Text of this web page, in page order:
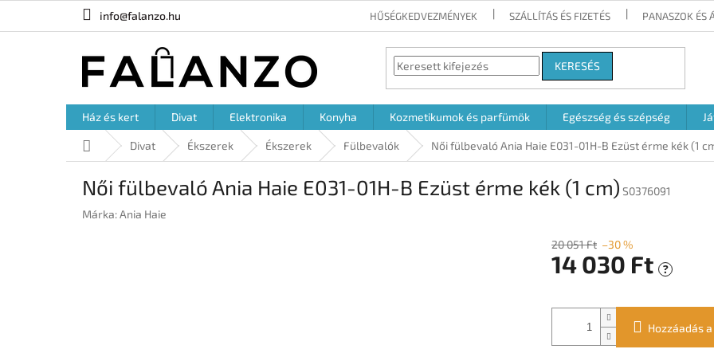
info@falanzo.hu HŰSÉGKEDVEZMÉNYEK SZÁLLÍTÁS ÉS FIZETÉS PANASZOK ÉS
KERESÉS
Ház és kert Divat Elektronika Konyha Kozmetikumok és parfümök Egészség és szépség
KezdőlapDivat Ékszerek Ékszerek Fülbevalók Női fülbevaló Ania Haie E031-01H-B Ezüst érme kék (1
Női fülbevaló Ania Haie E031-01H-B Ezüst érme kék (1 cm) S0376091
Márka:Ania Haie
20 051 Ft –30 %
14 030 Ft ?
Hozzáadás